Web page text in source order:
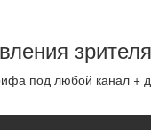
под любой канал +